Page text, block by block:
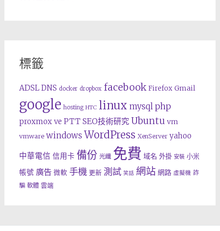
標籤
ADSL DNS docker dropbox facebook Firefox Gmail
google hosting HTC linux mysql php
proxmox ve PTT SEO技術研究 Ubuntu vm
vmware windows WordPress XenServer yahoo
中華電信 信用卡 備份 光纖 免費 域名 外掛 安裝 小米
帳號 廣告 微軟 手機 更新 測試 笑話 網站 網路 虛擬機 詐
騙 軟體 雲端